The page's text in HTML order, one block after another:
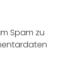
Spam zu